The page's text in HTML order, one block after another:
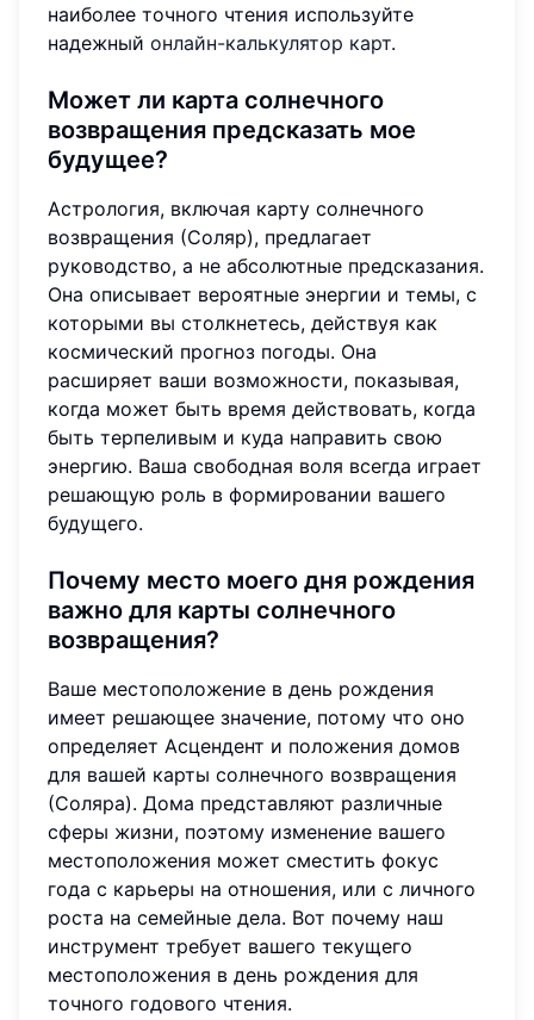
наиболее точного чтения используйте
надежный онлайн-калькулятор карт.
Может ли карта солнечного
возвращения предсказать мое
будущее?
Астрология, включая карту солнечного
возвращения (Соляр), предлагает
руководство, а не абсолютные предсказания.
Она описывает вероятные энергии и темы, с
которыми вы столкнетесь, действуя как
космический прогноз погоды. Она
расширяет ваши возможности, показывая,
когда может быть время действовать, когда
быть терпеливым и куда направить свою
энергию. Ваша свободная воля всегда играет
решающую роль в формировании вашего
будущего.
Почему место моего дня рождения
важно для карты солнечного
возвращения?
Ваше местоположение в день рождения
имеет решающее значение, потому что оно
определяет Асцендент и положения домов
для вашей карты солнечного возвращения
(Соляра). Дома представляют различные
сферы жизни, поэтому изменение вашего
местоположения может сместить фокус
года с карьеры на отношения, или с личного
роста на семейные дела. Вот почему наш
инструмент требует вашего текущего
местоположения в день рождения для
точного годового чтения.